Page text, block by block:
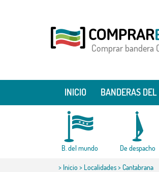
Comprar bandera
INICIO BANDERAS
B. del mundo De despacho
> Inicio> Localidades> Cantabrana